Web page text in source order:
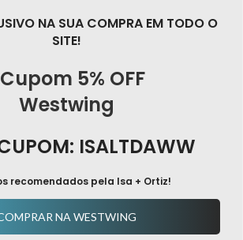
NA SUA COMPRA EM TODO O
SITE!
ISALTDAWW
recomendados pela Isa + Ortiz!
NA WESTWING